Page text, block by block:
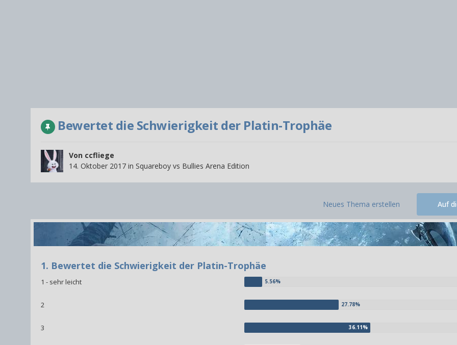
Bewertet die Schwierigkeit der Platin-Trophäe
Von ccfliege
14. Oktober 2017in Squareboy vs Bullies Arena Edition
Auf
Neues Thema erstellen
1. Bewertet die Schwierigkeit der Platin-Trophäe
1 - sehr leicht
2
3